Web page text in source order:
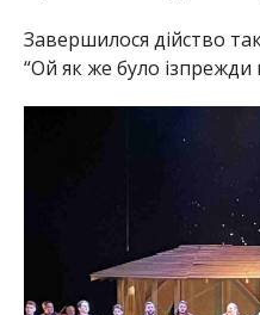
Завершилося дійство
“Ой як же було ізпрежди